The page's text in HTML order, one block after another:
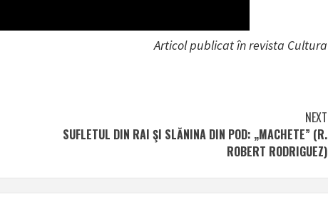
Articol publicat în revista Cultura
NEXT
SUFLETUL DIN RAI ŞI SLĂNINA DIN POD: „MACHETE” (R.
ROBERT RODRIGUEZ)